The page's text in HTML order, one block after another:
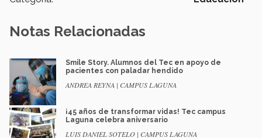
Notas Relacionadas
Smile Story. Alumnos del Tec en apoyo de
pacientes con paladar hendido
ANDREA REYNA | CAMPUS LAGUNA
¡45 años de transformar vidas! Tec campus
Laguna celebra aniversario
LUIS DANIEL SOTELO | CAMPUS LAGUNA